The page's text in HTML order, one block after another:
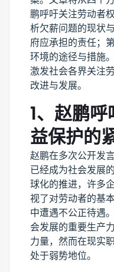
鹏呼吁关注劳动者
析欠薪问题的现状
府应承担的责任；
环境的途径与措施
激发社会各界关注
改进与发展。
1、赵鹏
益保护的
赵鹏在多次公开发
已经成为社会发展
球化的推进，许多
视了对劳动者的基
中遭遇不公正待遇
会发展的重要生产
力量，然而在现实
处于弱势地位。